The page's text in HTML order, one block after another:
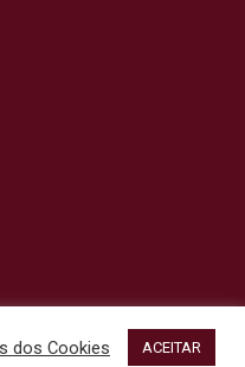
dos Cookies ACEITAR